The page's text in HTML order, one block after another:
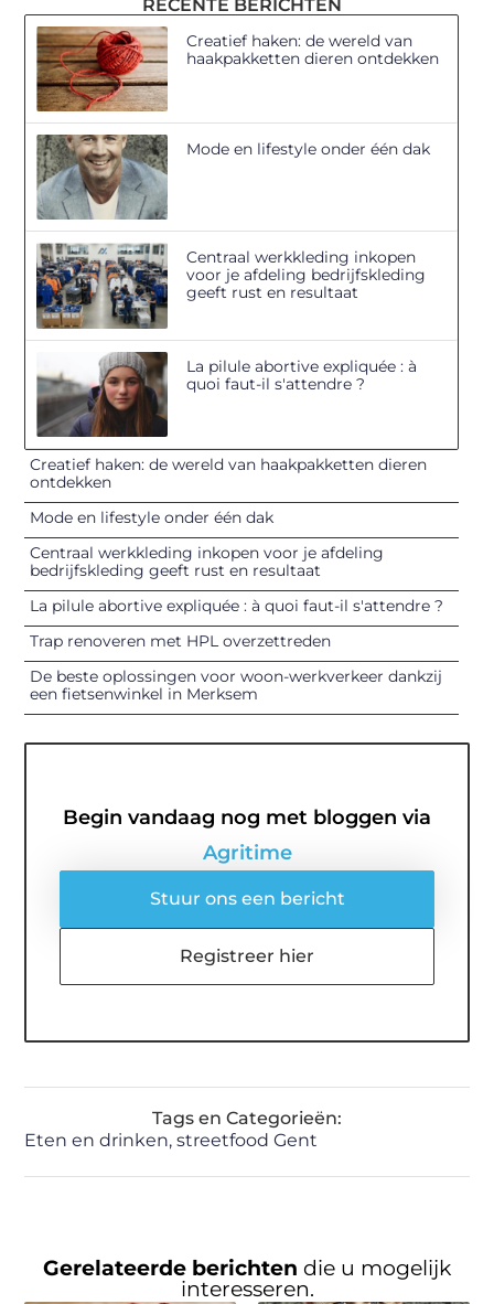
RECENTE BERICHTEN
Creatief haken: de wereld van
haakpakketten dieren ontdekken
Mode en lifestyle onder één dak
Centraal werkkleding inkopen
voor je afdeling bedrijfskleding
geeft rust en resultaat
La pilule abortive expliquée : à
quoi faut-il s'attendre ?
Creatief haken: de wereld van haakpakketten dieren
ontdekken
Mode en lifestyle onder één dak
Centraal werkkleding inkopen voor je afdeling
bedrijfskleding geeft rust en resultaat
La pilule abortive expliquée : à quoi faut-il s'attendre ?
Trap renoveren met HPL overzettreden
De beste oplossingen voor woon-werkverkeer dankzij
een fietsenwinkel in Merksem
Begin vandaag nog met bloggen via
Agritime
Stuur ons een bericht
Registreer hier
Tags en Categorieën:
Eten en drinken,streetfood Gent
Gerelateerde berichten die u mogelijk
interesseren.